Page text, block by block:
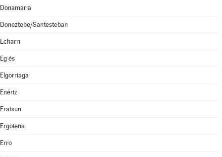
Donamaria
Doneztebe/Santesteban
Echarri
Eg és
Elgorriaga
Enériz
Eratsun
Ergoiena
Erro